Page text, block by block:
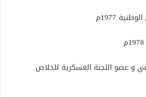
1977م
و عضو اللجنة العسكرية للخلاص